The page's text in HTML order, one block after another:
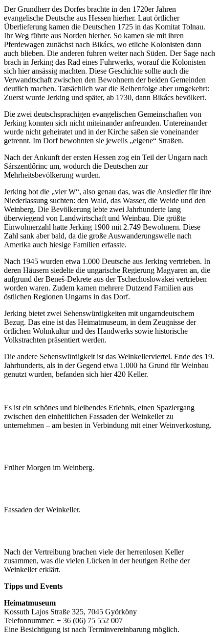
Der Grundherr des Dorfes brachte in den 1720er Jahren
evangelische Deutsche aus Hessen hierher. Laut örtlicher
Überlieferung kamen die Deutschen 1725 in das Komitat Tolnau.
Ihr Weg führte aus Norden hierher. So kamen sie mit ihren
Pferdewagen zunächst nach Bikács, wo etliche Kolonisten dann
auch blieben. Die anderen fuhren weiter nach Süden. Der Sage nach
brach in Jerking das Rad eines Fuhrwerks, worauf die Kolonisten
sich hier ansässig machten. Diese Geschichte sollte auch die
Verwandtschaft zwischen den Bewohnern der beiden Gemeinden
deutlich machen. Tatsächlich war die Reihenfolge aber umgekehrt:
Zuerst wurde Jerking und später, ab 1730, dann Bikács bevölkert.
Die zwei deutschsprachigen evangelischen Gemeinschaften von
Jerking konnten sich nicht miteinander anfreunden. Untereinander
wurde nicht geheiratet und in der Kirche saßen sie voneinander
getrennt. Im Dorf bewohnten sie jeweils „eigene“ Straßen.
Nach der Ankunft der ersten Hessen zog ein Teil der Ungarn nach
Sárszentlőrinc um, wodurch die Deutschen zur
Mehrheitsbevölkerung wurden.
Jerking bot die „vier W“, also genau das, was die Ansiedler für ihre
Niederlassung suchten: den Wald, das Wasser, die Weide und den
Weinberg. Die Bevölkerung lebte zwei Jahrhunderte lang
überwiegend von Landwirtschaft und Weinbau. Die größte
Einwohnerzahl hatte Jerking 1900 mit 2.749 Bewohnern. Diese
Zahl sank aber bald, da die große Auswanderungswelle nach
Amerika auch hiesige Familien erfasste.
Nach 1945 wurden etwa 1.000 Deutsche aus Jerking vertrieben. In
deren Häusern siedelte die ungarische Regierung Magyaren an, die
aufgrund der Beneš-Dekrete aus der Tschechoslowakei vertrieben
worden waren. Zudem kamen mehrere Dutzend Familien aus
östlichen Regionen Ungarns in das Dorf.
Jerking bietet zwei Sehenswürdigkeiten mit ungarndeutschem
Bezug. Das eine ist das Heimatmuseum, in dem Zeugnisse der
örtlichen Wohnkultur und des Handwerks sowie historische
Volkstrachten präsentiert werden.
Die andere Sehenswürdigkeit ist das Weinkellerviertel. Ende des 19.
Jahrhunderts, als in der Gegend etwa 1.000 ha Grund für Weinbau
genutzt wurden, befanden sich hier 420 Keller.
Es ist ein schönes und bleibendes Erlebnis, einen Spaziergang
zwischen den einheitlichen Fassaden der Weinkeller zu
unternehmen – am besten in Verbindung mit einer Weinverkostung.
Früher Morgen im Weinberg.
Fassaden der Weinkeller.
Nach der Vertreibung brachen viele der herrenlosen Keller
zusammen, was die vielen Lücken in der heutigen Reihe der
Weinkeller erklärt.
Tipps und Events
Heimatmuseum
Kossuth Lajos Straße 325, 7045 Györköny
Telefonnummer: + 36 (06) 75 552 007
Eine Besichtigung ist nach Terminvereinbarung möglich.